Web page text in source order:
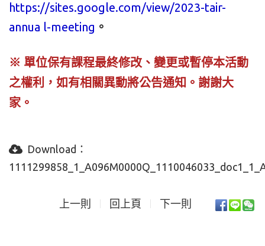
https://sites.google.com/view/2023-tair-
annua l-meeting 。
※ 單位保有課程最終修改、變更或暫停本活動
之權利，如有相關異動將公告通知。 謝謝大
家。
Download：
上一則 回上頁 下一則